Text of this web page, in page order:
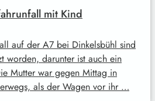
mit Kind
auf der A7 bei Dinkelsbühl sind
worden, darunter ist auch ein
Mutter war gegen Mittag in
als der Wagen vor ihr …